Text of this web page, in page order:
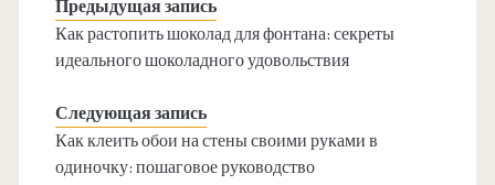
Предыдущая запись
Как растопить шоколад для фонтана: секреты
идеального шоколадного удовольствия
Следующая запись
Как клеить обои на стены своими руками в
одиночку: пошаговое руководство